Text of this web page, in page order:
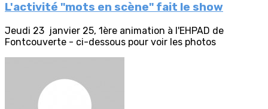
L'activité "mots en scène" fait le show
Jeudi 23 janvier 25, 1ère animation à l'EHPAD de
Fontcouverte - ci-dessous pour voir les photos